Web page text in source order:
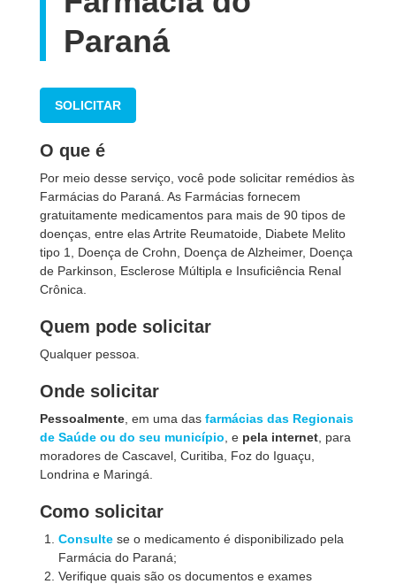
Paraná
SOLICITAR
O que é
Por meio desse serviço, você pode solicitar remédios às
Farmácias do Paraná. As Farmácias fornecem
gratuitamente medicamentos para mais de 90 tipos de
doenças, entre elas Artrite Reumatoide, Diabete Melito
tipo 1, Doença de Crohn, Doença de Alzheimer, Doença
de Parkinson, Esclerose Múltipla e Insuficiência Renal
Crônica.
Quem pode solicitar
Qualquer pessoa.
Onde solicitar
Pessoalmente , em uma das farmácias das Regionais
de Saúde ou do seu município , e pela internet , para
moradores de Cascavel, Curitiba, Foz do Iguaçu,
Londrina e Maringá.
Como solicitar
Consulte se o medicamento é disponibilizado pela
Farmácia do Paraná;
Verifique quais são os documentos e exames